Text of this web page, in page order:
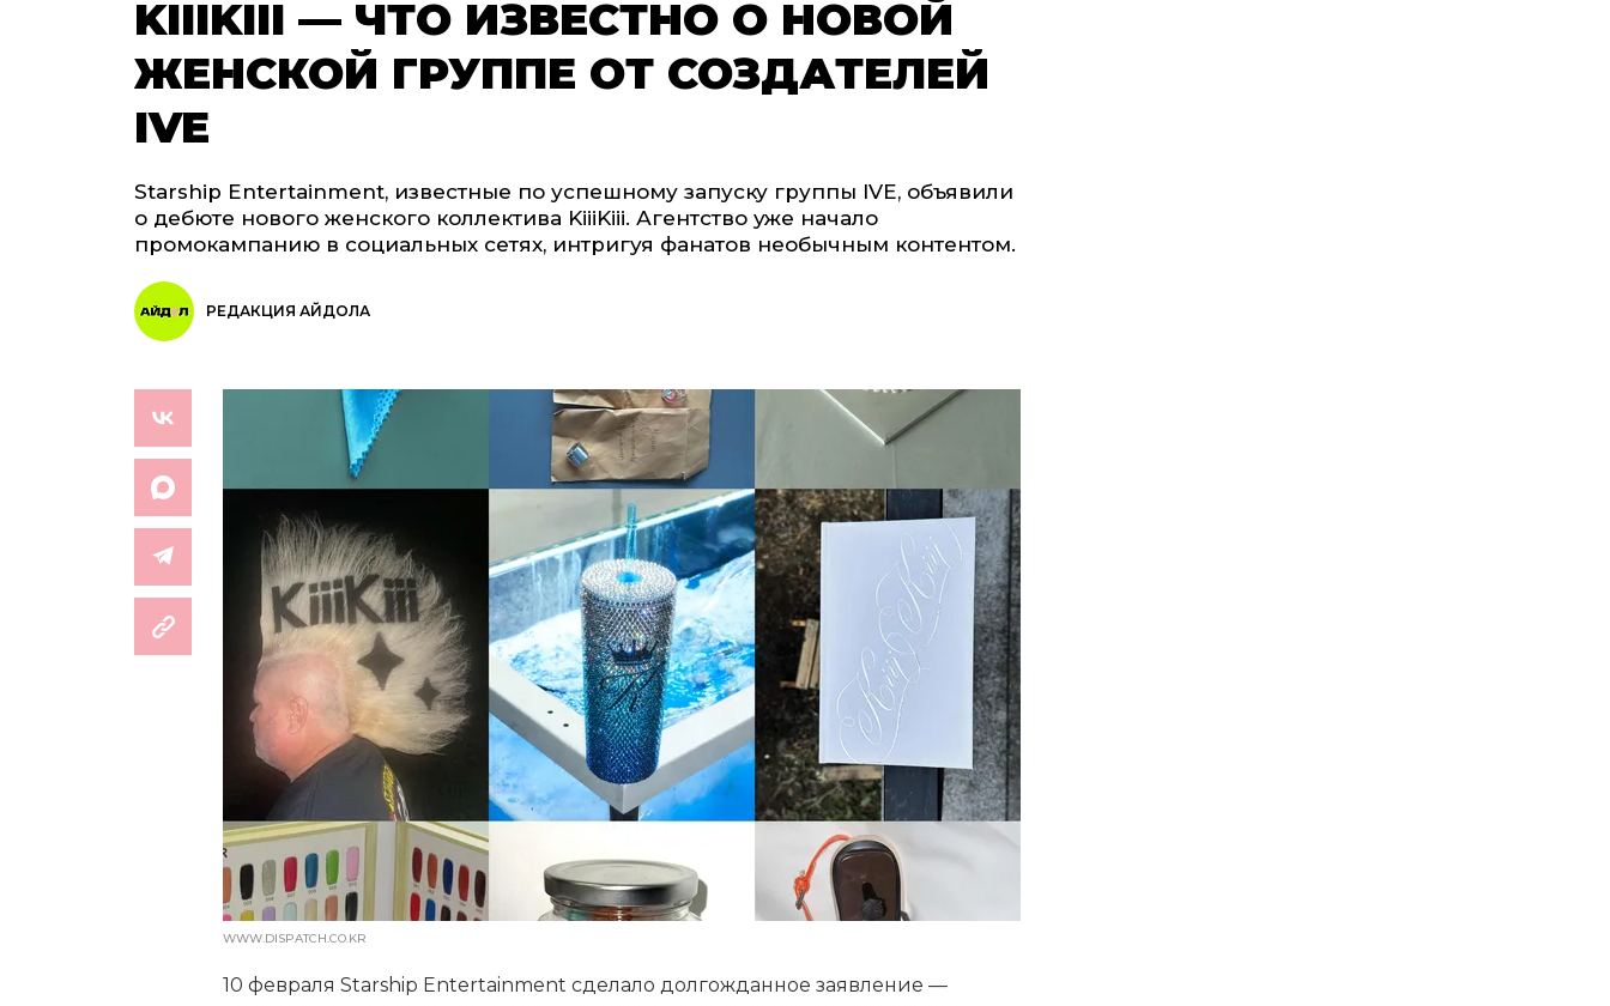
KIIIKIII — ЧТО ИЗВЕСТНО О НОВОЙ
ЖЕНСКОЙ ГРУППЕ ОТ СОЗДАТЕЛЕЙ
IVE
Starship Entertainment, известные по успешному запуску группы IVE, объявили
о дебюте нового женского коллектива KiiiKiii. Агентство уже начало
промокампанию в социальных сетях, интригуя фанатов необычным контентом.
РЕДАКЦИЯ АЙДОЛА
WWW.DISPATCH.CO.KR
10 февраля Starship Entertainment сделало долгожданное заявление —